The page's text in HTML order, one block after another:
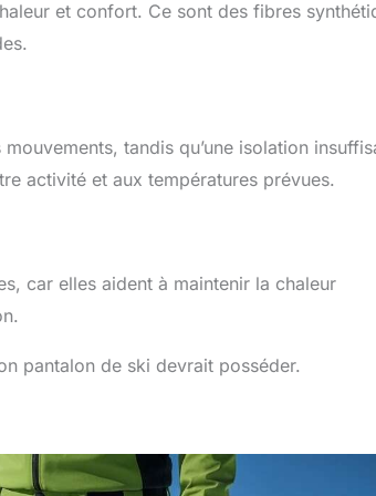
et confort. Ce sont des fibres
tandis qu’une isolation
activité et aux températures prévues.
car elles aident à maintenir la chaleur
pantalon de ski devrait posséder.